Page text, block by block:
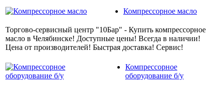
Компрессорное масло
Торгово-сервисный центр "10Бар" - Купить компрессорное
масло в Челябинске! Доступные цены! Всегда в наличии!
Цена от производителей! Быстрая доставка! Сервис!
Компрессорное
оборудование б/у